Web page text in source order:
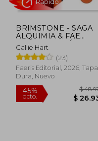
BRIMSTONE - SAGA
ALQUIMIA & FAE
VOL. 2 (EDICIÓN EN
TAPA DURA Y
CANTOS TINTADOS)
Callie Hart
(23)
Faeris Editorial, 2026, Tapa
Dura, Nuevo
Rápido